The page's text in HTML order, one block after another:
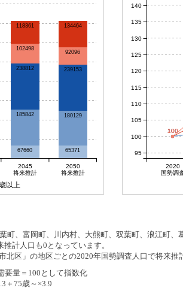
67660 65371
185842 180129
238812 239153
102498
92096
118361 134464
2045
将来推計
2050
将来推計
以上
100
100
100
100
2020
国勢調
100
105
110
115
120
125
130
135
95
140
、富岡町、川内村、大熊町、双葉町、浪江町
計人口も0となっています。
区」の地区ごとの2020年国勢調査人口で将来推
要量＝100として指数化
＋75歳～×3.9